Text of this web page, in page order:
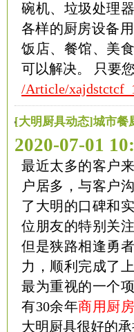
碗机、垃圾处理
各样的厨房设备
饭店、餐馆、美
可以解决。 只要
/Article/
[大明厨具动态]城市
2020-07-01
最近太多的客户
户居多，与客户
了大明的口碑和
位朋友的特别关
但是狭路相逢勇
力，顺利完成了
最为重视的一个
有30余年商用厨
大明厨具很好的